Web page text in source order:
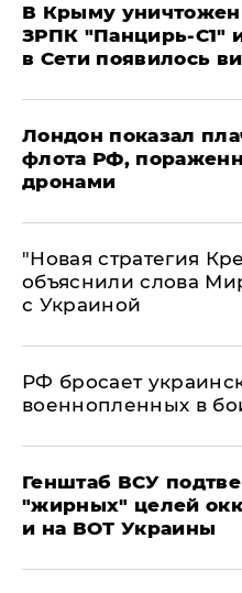
В Крыму
ЗРПК "Панцирь-С1"
в Сети появилось
Лондон показал
флота РФ,
дронами
"Новая стратегия
объяснили слова
с Украиной
РФ бросает
военнопленных в
Генштаб ВСУ
"жирных" целей
и на ВОТ Украины